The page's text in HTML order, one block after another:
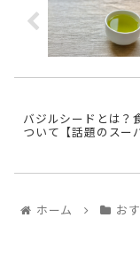
バジルシードとは？
ついて【話題のスー
ホーム お